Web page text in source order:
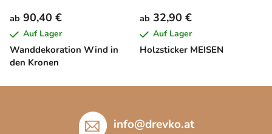
Wanddekoration Wind in
den Kronen
ab 90,40 €
Auf Lager
Holzsticker MEISEN
ab 32,90 €
Auf Lager
info@drevko.at